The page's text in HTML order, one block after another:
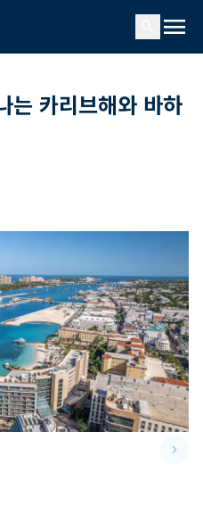
menu
는 카리브해와 바하
keyboard_arrow_right